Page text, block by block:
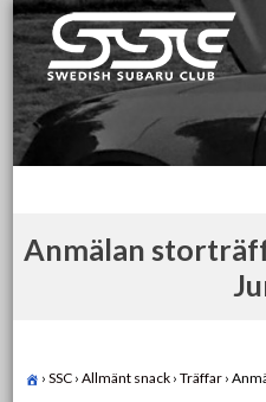
Skip
to
content
Swedish Subaru
För oss som älskar Subaru!
Anmälan
› SSC › Allmänt snack › Träffar ›